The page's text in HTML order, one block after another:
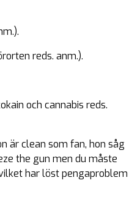
reds. anm.).
och cannabis reds.
är clean som fan, hon såg
the gun men du måste
har löst pengaproblem